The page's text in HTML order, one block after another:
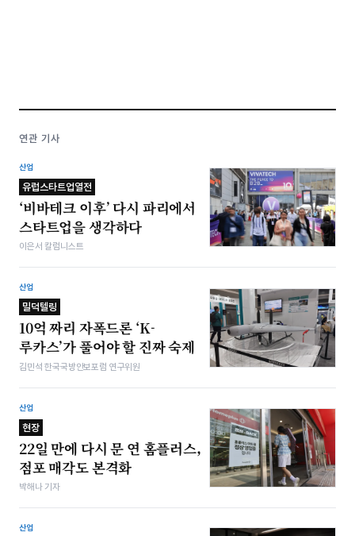
연관 기사
산업
유럽스타트업열전
‘비바테크 이후’ 다시 파리에서
스타트업을 생각하다
이은서 칼럼니스트
산업
밀덕텔링
10억 짜리 자폭드론 ‘K-
루카스’가 풀어야 할 진짜 숙제
김민석 한국국방안보포럼 연구위원
산업
현장
22일 만에 다시 문 연 홈플러스,
점포 매각도 본격화
박해나 기자
산업